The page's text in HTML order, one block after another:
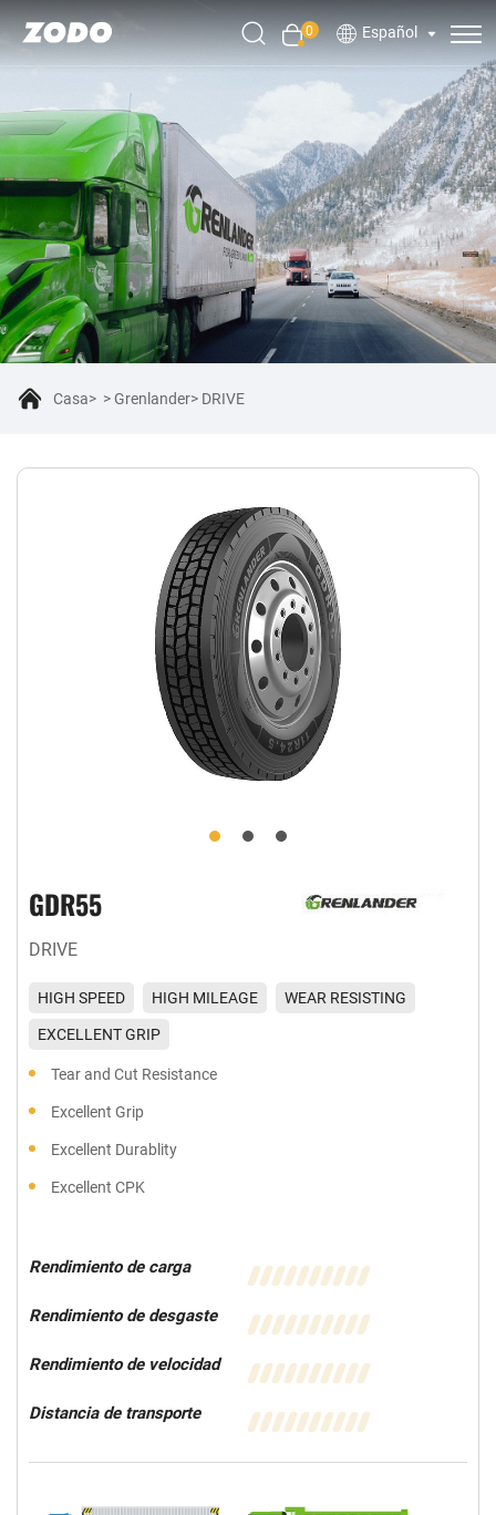
0 Español
Casa Grenlander DRIVE
GDR55
DRIVE
HIGH SPEED HIGH MILEAGE
WEAR RESISTING
EXCELLENT GRIP
Tear and Cut Resistance
Excellent Grip
Excellent Durablity
Excellent CPK
Rendimiento de carga
Rendimiento de desgaste
Rendimiento de velocidad
Distancia de transporte